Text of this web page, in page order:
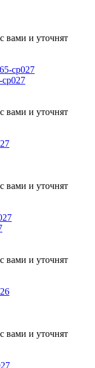
вами и уточнят
вами и уточнят
вами и уточнят
вами и уточнят
вами и уточнят